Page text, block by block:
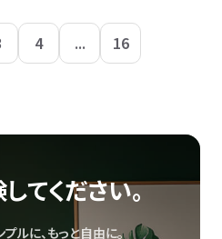
4 ... 16
てください。
ルに、もっと自由に。